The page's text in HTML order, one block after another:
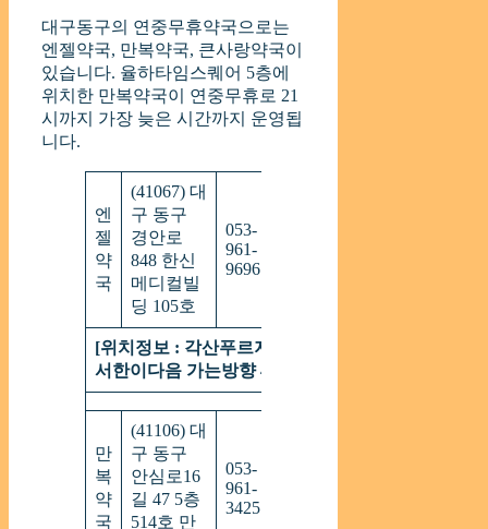
대구동구의 연중무휴약국으로는
엔젤약국, 만복약국, 큰사랑약국이
있습니다. 율하타임스퀘어 5층에
위치한 만복약국이 연중무휴로 21
시까지 가장 늦은 시간까지 운영됩
니다.
엔
젤
약
국
(41067) 대
구 동구
경안로
848 한신
메디컬빌
딩 105호
053-
961-
9696
[위치정보 : 각산푸르지오1단지에서
서한이다음 가는방향 4거리코너]
만
복
약
국
(41106) 대
구 동구
안심로16
길 47 5층
514호 만
053-
961-
3425